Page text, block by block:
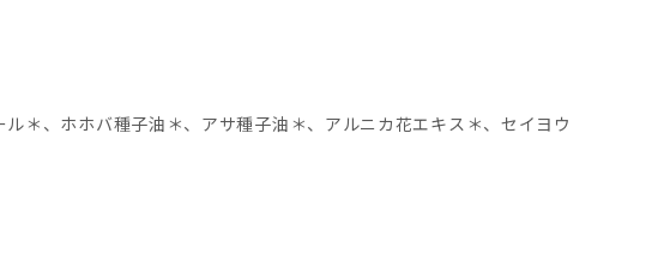
＊、ホホバ種子油＊、アサ種子油＊、アルニカ花エキス＊、セイヨウ